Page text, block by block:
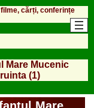
cărți, conferințe
Mare Mucenic
(1)